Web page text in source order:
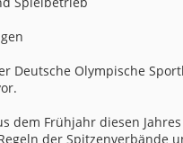
Deutsche Olympische
dem Frühjahr diesen
der